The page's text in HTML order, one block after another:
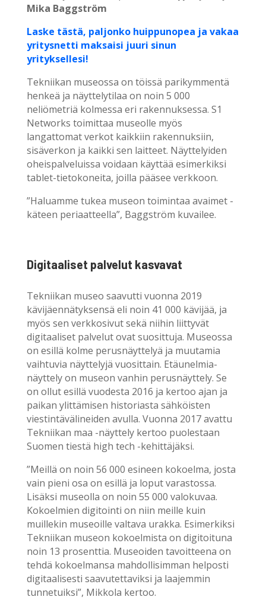
Mika Baggström
Laske tästä, paljonko huippunopea ja vakaa
yritysnetti maksaisi juuri sinun
yrityksellesi!
Tekniikan museossa on töissä parikymmentä
henkeä ja näyttelytilaa on noin 5 000
neliömetriä kolmessa eri rakennuksessa. S1
Networks toimittaa museolle myös
langattomat verkot kaikkiin rakennuksiin,
sisäverkon ja kaikki sen laitteet. Näyttelyiden
oheispalveluissa voidaan käyttää esimerkiksi
tablet-tietokoneita, joilla pääsee verkkoon.
”Haluamme tukea museon toimintaa avaimet -
käteen periaatteella”, Baggström kuvailee.
Digitaaliset palvelut kasvavat
Tekniikan museo saavutti vuonna 2019
kävijäennätyksensä eli noin 41 000 kävijää, ja
myös sen verkkosivut sekä niihin liittyvät
digitaaliset palvelut ovat suosittuja. Museossa
on esillä kolme perusnäyttelyä ja muutamia
vaihtuvia näyttelyjä vuosittain. Etäunelmia-
näyttely on museon vanhin perusnäyttely. Se
on ollut esillä vuodesta 2016 ja kertoo ajan ja
paikan ylittämisen historiasta sähköisten
viestintävälineiden avulla. Vuonna 2017 avattu
Tekniikan maa -näyttely kertoo puolestaan
Suomen tiestä high tech -kehittäjäksi.
”Meillä on noin 56 000 esineen kokoelma, josta
vain pieni osa on esillä ja loput varastossa.
Lisäksi museolla on noin 55 000 valokuvaa.
Kokoelmien digitointi on niin meille kuin
muillekin museoille valtava urakka. Esimerkiksi
Tekniikan museon kokoelmista on digitoituna
noin 13 prosenttia. Museoiden tavoitteena on
tehdä kokoelmansa mahdollisimman helposti
digitaalisesti saavutettaviksi ja laajemmin
tunnetuiksi”, Mikkola kertoo.